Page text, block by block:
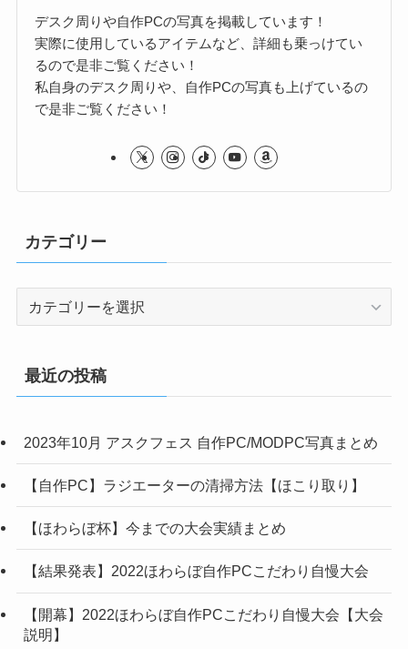
デスク周りや自作PCの写真を掲載しています！
実際に使用しているアイテムなど、詳細も乗っけてい
るので是非ご覧ください！
私自身のデスク周りや、自作PCの写真も上げているの
で是非ご覧ください！
カテゴリー
リ
最近の投稿
2023年10月 アスクフェス 自作PC/MODPC写真まとめ
【自作PC】ラジエーターの清掃方法【ほこり取り】
【ほわらぼ杯】今までの大会実績まとめ
【結果発表】2022ほわらぼ自作PCこだわり自慢大会
【開幕】2022ほわらぼ自作PCこだわり自慢大会【大会
説明】